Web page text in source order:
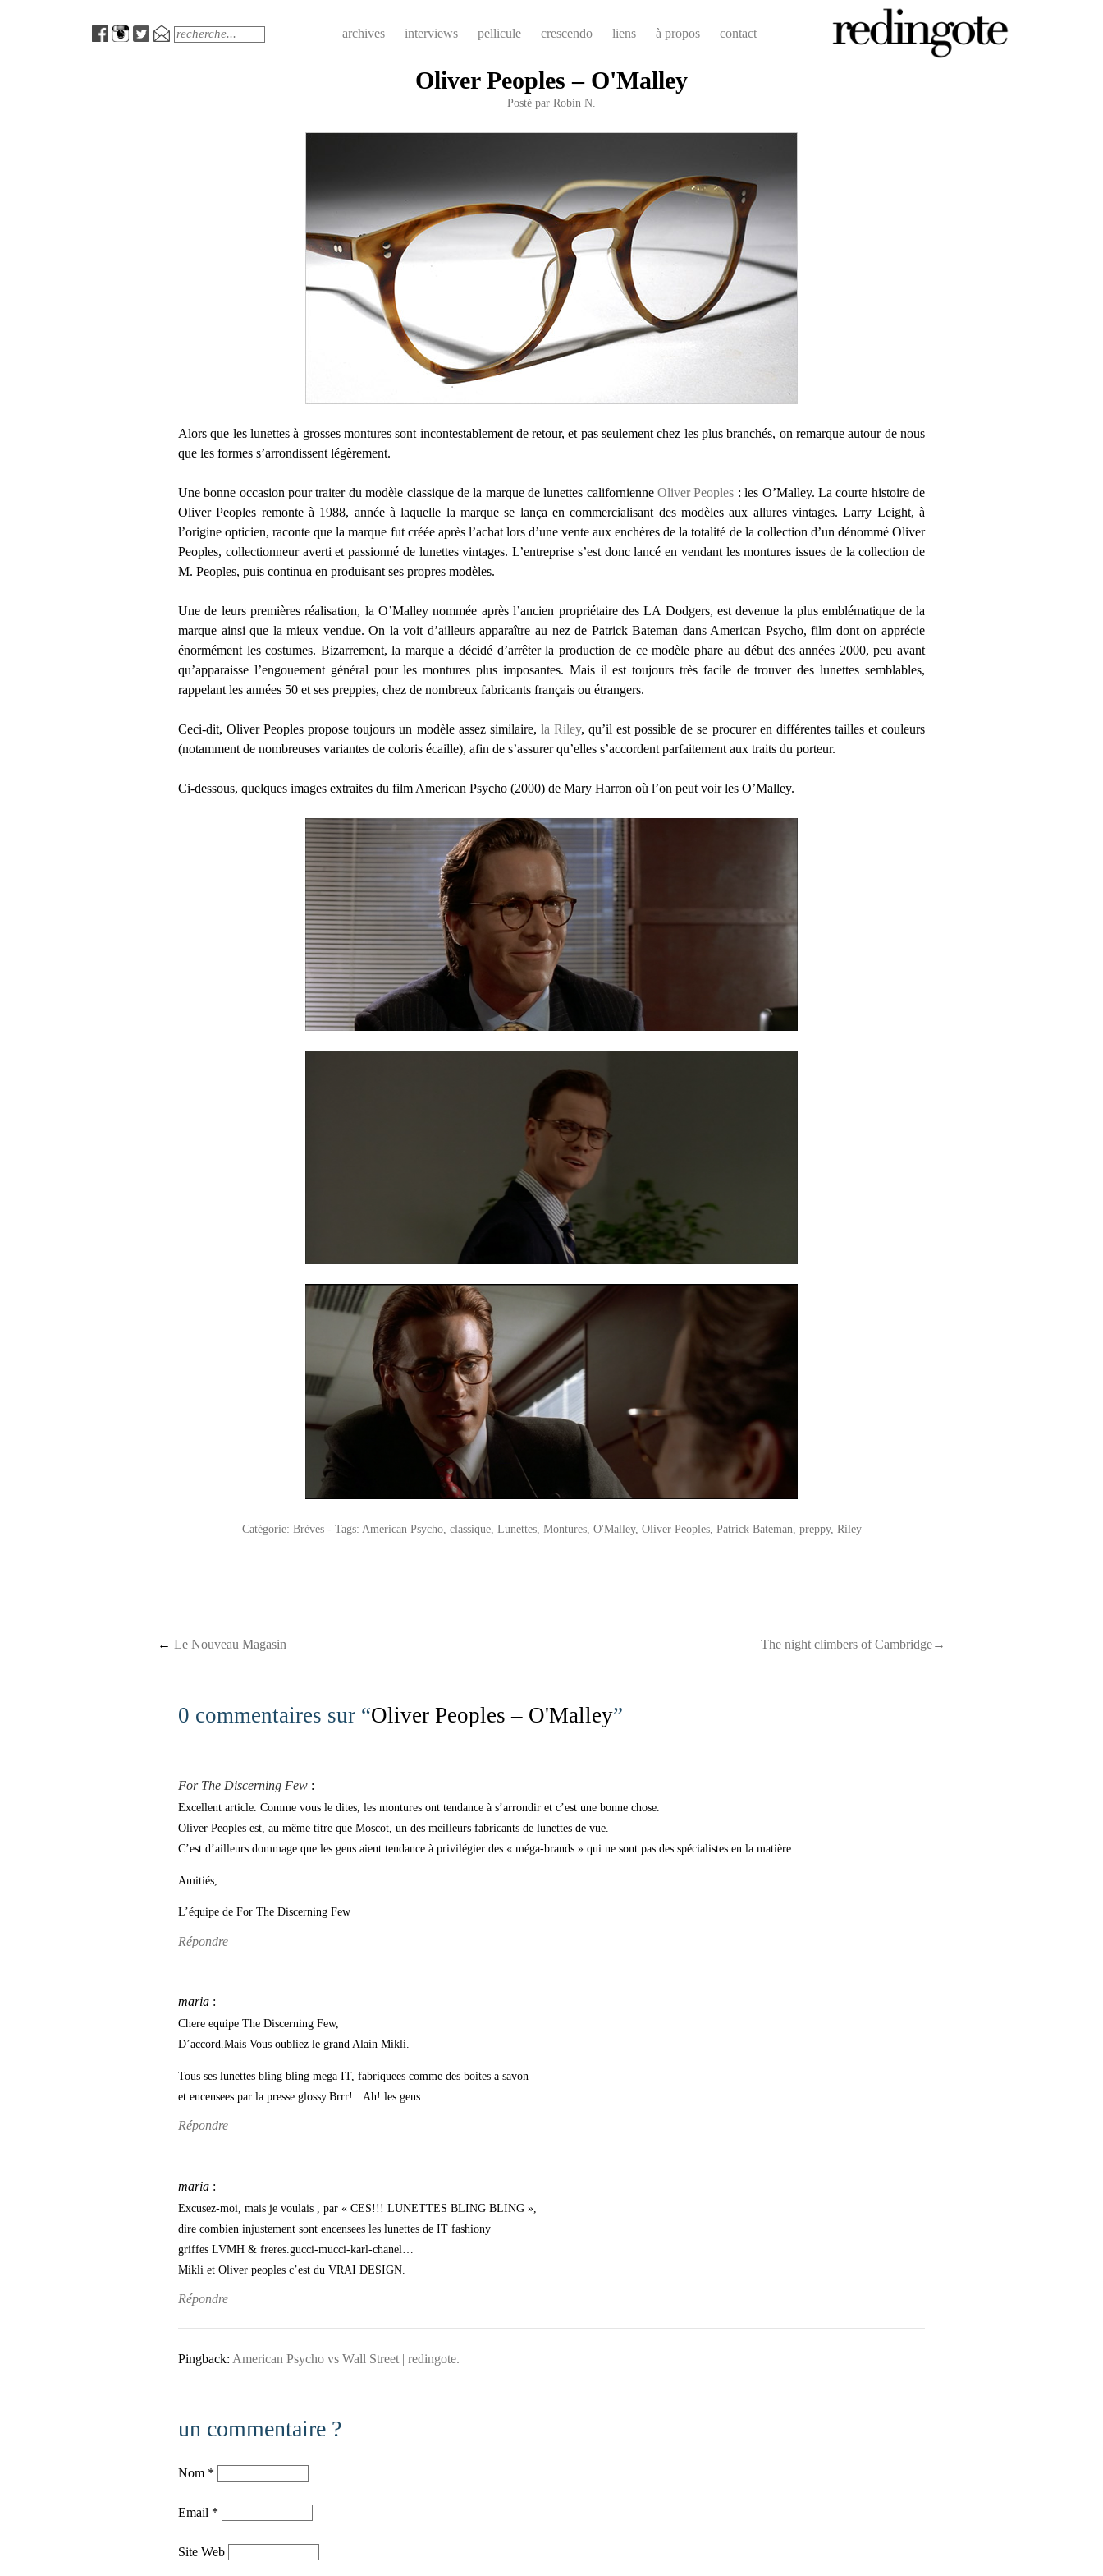
MenuSearch archives interviews pellicule crescendo liens à propos contact
Oliver Peoples – O'Malley
Posté par Robin N.
Alors que les lunettes à grosses montures sont incontestablement de retour, et pas seulement chez les plus branchés, on remarque autour de nous
que les formes s’arrondissent légèrement.
Une bonne occasion pour traiter du modèle classique de la marque de lunettes californienneOliver Peoples : les O’Malley. La courte histoire de
Oliver Peoples remonte à 1988, année à laquelle la marque se lança en commercialisant des modèles aux allures vintages. Larry Leight, à
l’origine opticien, raconte que la marque fut créée après l’achat lors d’une vente aux enchères de la totalité de la collection d’un dénommé Oliver
Peoples, collectionneur averti et passionné de lunettes vintages. L’entreprise s’est donc lancé en vendant les montures issues de la collection de
M. Peoples, puis continua en produisant ses propres modèles.
Une de leurs premières réalisation, la O’Malley nommée après l’ancien propriétaire des LA Dodgers, est devenue la plus emblématique de la
marque ainsi que la mieux vendue. On la voit d’ailleurs apparaître au nez de Patrick Bateman dans American Psycho, film dont on apprécie
énormément les costumes. Bizarrement, la marque a décidé d’arrêter la production de ce modèle phare au début des années 2000, peu avant
qu’apparaisse l’engouement général pour les montures plus imposantes. Mais il est toujours très facile de trouver des lunettes semblables,
rappelant les années 50 et ses preppies, chez de nombreux fabricants français ou étrangers.
Ceci-dit, Oliver Peoples propose toujours un modèle assez similaire, la Riley, qu’il est possible de se procurer en différentes tailles et couleurs
(notamment de nombreuses variantes de coloris écaille), afin de s’assurer qu’elles s’accordent parfaitement aux traits du porteur.
Ci-dessous, quelques images extraites du film American Psycho (2000) de Mary Harron où l’on peut voir les O’Malley.
Catégorie: Brèves- Tags: American Psycho, classique, Lunettes, Montures, O'Malley, Oliver Peoples, Patrick Bateman preppy, Riley
Post navigation
← Le Nouveau Magasin The night climbers of Cambridge→
0 commentaires sur “Oliver Peoples – O'Malley”
For The Discerning Few :
Excellent article. Comme vous le dites, les montures ont tendance à s’arrondir et c’est une bonne chose.
Oliver Peoples est, au même titre que Moscot, un des meilleurs fabricants de lunettes de vue.
C’est d’ailleurs dommage que les gens aient tendance à privilégier des « méga-brands » qui ne sont pas des spécialistes en la matière.
Amitiés,
L’équipe de For The Discerning Few
Répondre
maria :
Chere equipe The Discerning Few,
D’accord.Mais Vous oubliez le grand Alain Mikli.
Tous ses lunettes bling bling mega IT, fabriquees comme des boites a savon
et encensees par la presse glossy.Brrr! ..Ah! les gens…
Répondre
maria :
Excusez-moi, mais je voulais , par « CES!!! LUNETTES BLING BLING »,
dire combien injustement sont encensees les lunettes de IT fashiony
griffes LVMH & freres.gucci-mucci-karl-chanel…
Mikli et Oliver peoples c’est du VRAI DESIGN.
Répondre
Pingback: American Psycho vs Wall Street | redingote.
un commentaire ?
Nom *
Email *
Site Web